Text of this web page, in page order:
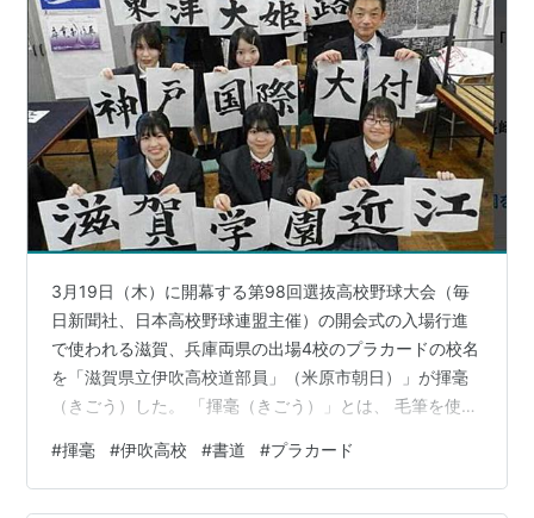
3月19日（木）に開幕する第98回選抜高校野球大会（毎
日新聞社、日本高校野球連盟主催）の開会式の入場行進
で使われる滋賀、兵庫両県の出場4校のプラカードの校名
を「滋賀県立伊吹高校道部員」（米原市朝日）」が揮毫
（きごう）した。 「揮毫（きごう）」とは、 毛筆を使っ
いうよりも、書道家や著名人が筆をふるって、心を込め
て書画を作成するという、やや格式の高いニュアンスを
#揮毫 #伊吹高校 #書道 #プラカード